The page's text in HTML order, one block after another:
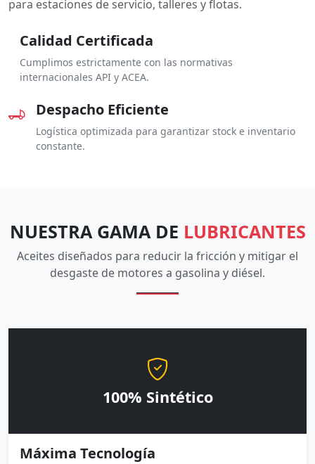
para estaciones de servicio, talleres y flotas.
Calidad Certificada
Cumplimos estrictamente con las normativas
internacionales API y ACEA.
Despacho Eficiente
Logística optimizada para garantizar stock e inventario
constante.
NUESTRA GAMA DE LUBRICANTES
Aceites diseñados para reducir la fricción y mitigar el
desgaste de motores a gasolina y diésel.
100% Sintético
Máxima Tecnología